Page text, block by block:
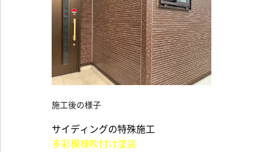
施工後の様子
サイディングの特殊施工
多彩模様吹付け塗装